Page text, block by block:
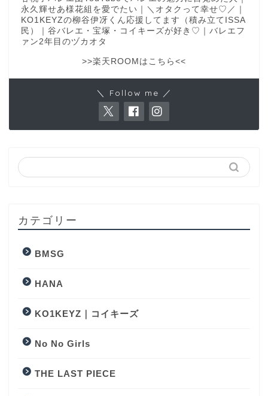
永久輝せあ様花組を愛でたい｜＼オタクって幸せ♡／｜
KO1KEYZの柳谷伊冴くん応援してます（積み立てISSA
民）｜谷バレエ・宝塚・コイキーズが好き♡｜バレエフ
ァン2年目のヅカオタ
>>楽天ROOMはこちら<<
＼ Follow me ／
カテゴリー
BMSG
HANA
KO1KEYZ｜コイキーズ
No No Girls
THE LAST PIECE